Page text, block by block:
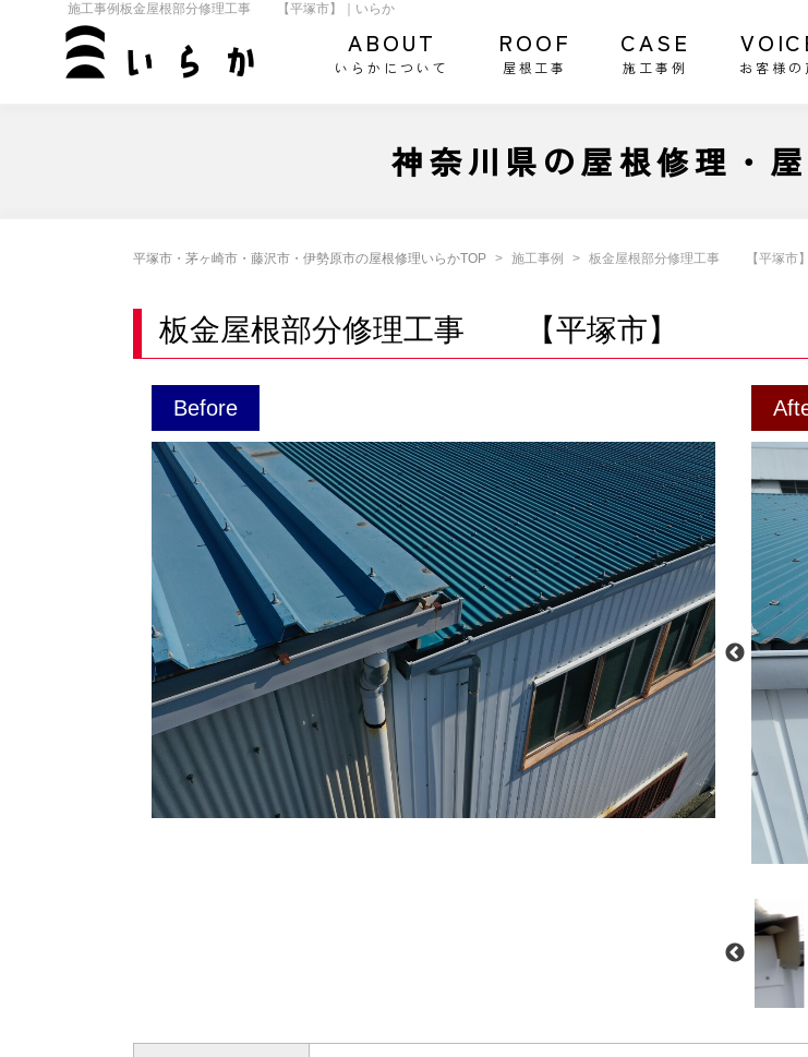
施工事例板金屋根部分修理工事 【平塚市】｜いらか
ABOUT
いらかについて
ROOF
屋根工事
CASE
施工事例 お客様の
神奈川県の屋根修理・
平塚市・茅ヶ崎市・藤沢市・伊勢原市の屋根修理いらかTOP 施工事例 板金屋根部分修理工事 【平塚市】
板金屋根部分修理工事 【平塚市】
Before